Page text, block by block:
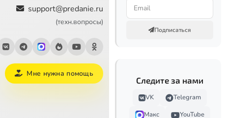
support@predanie.ru
(техн.вопросы)
Мне нужна помощь
Подписаться
Следите за нами
VK
Telegram
Макс
YouTube